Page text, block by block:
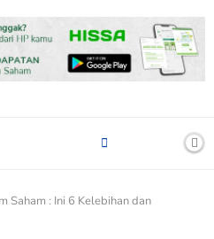
Saham : Ini 6 Kelebihan dan